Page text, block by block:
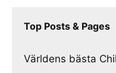
Top Posts & Pages
Världens bästa